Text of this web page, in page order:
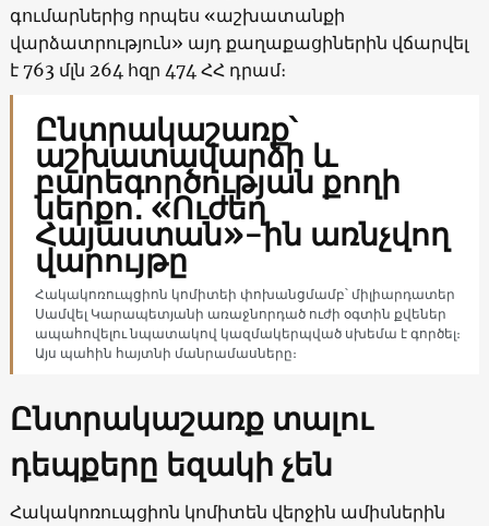
գումարներից որպես «աշխատանքի
վարձատրություն» այդ քաղաքացիներին վճարվել
է 763 մլն 264 հզր 474 ՀՀ դրամ։
Ընտրակաշառք՝
աշխատավարձի և
բարեգործության քողի
ներքո․ «Ուժեղ
Հայաստան»-ին առնչվող
վարույթը
Հակակոռուպցիոն կոմիտեի փոխանցմամբ՝ միլիարդատեր
Սամվել Կարապետյանի առաջնորդած ուժի օգտին քվեներ
ապահովելու նպատակով կազմակերպված սխեմա է գործել։
Այս պահին հայտնի մանրամասները։
Ընտրակաշառք տալու
դեպքերը եզակի չեն
Հակակոռուպցիոն կոմիտեն վերջին ամիսներին